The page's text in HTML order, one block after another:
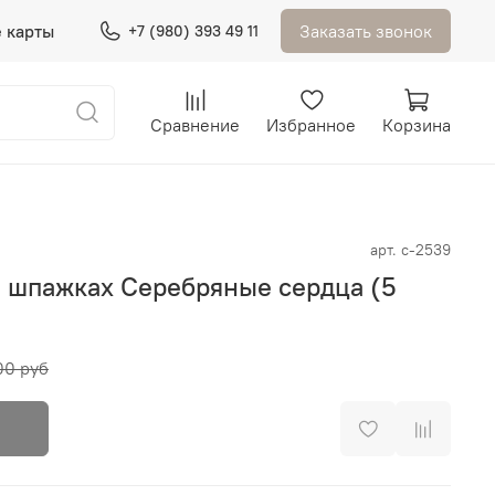
карты +7 (980) 393 49 11 Заказать звонок
Сравнение Избранное Корзина
арт. с-2539
шпажках Серебряные сердца (5
руб